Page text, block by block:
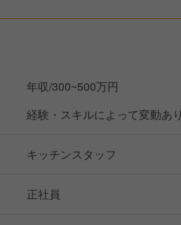
年収/300~500万円
経験・スキルによって変動あり
キッチンスタッフ
正社員